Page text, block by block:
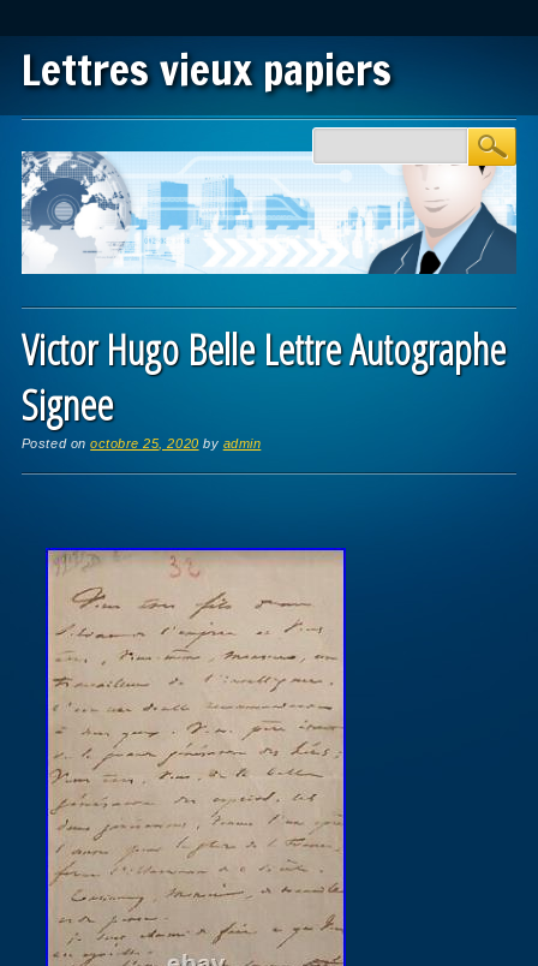
Lettres vieux papiers
Main menu
Victor Hugo Belle Lettre Autographe
Signee
Posted onoctobre 25, 2020 by admin